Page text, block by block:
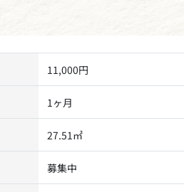
11,000円
1ヶ月
27.51㎡
募集中